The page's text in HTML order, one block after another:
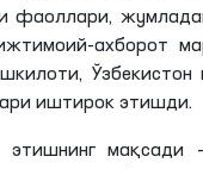
фаоллари,
ахборот
Ўзбекистон
иштирок этишди.
этишнинг